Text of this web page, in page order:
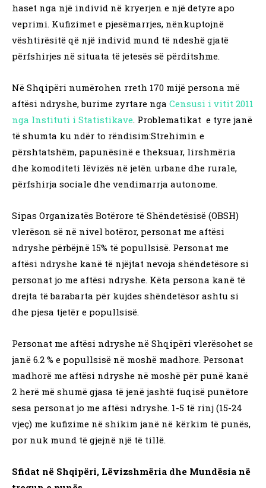
haset nga një individ në kryerjen e një detyre apo
veprimi. Kufizimet e pjesëmarrjes, nënkuptojnë
vështirësitë që një individ mund të ndeshë gjatë
përfshirjes në situata të jetesës së përditshme.
Në Shqipëri numërohen rreth 170 mijë persona më
aftësi ndryshe, burime zyrtare nga Censusi i vitit 2011
nga Instituti i Statistikave. Problematikat e tyre janë
të shumta ku ndër to rëndisim:Strehimin e
përshtatshëm, papunësinë e theksuar, lirshmëria
dhe komoditeti lëvizës në jetën urbane dhe rurale,
përfshirja sociale dhe vendimarrja autonome.
Sipas Organizatës Botërore të Shëndetësisë (OBSH)
vlerëson së në nivel botëror, personat me aftësi
ndryshe përbëjnë 15% të popullsisë. Personat me
aftësi ndryshe kanë të njëjtat nevoja shëndetësore si
personat jo me aftësi ndryshe. Këta persona kanë të
drejta të barabarta për kujdes shëndetësor ashtu si
dhe pjesa tjetër e popullsisë.
Personat me aftësi ndryshe në Shqipëri vlerësohet se
janë 6.2 % e popullsisë në moshë madhore. Personat
madhorë me aftësi ndryshe në moshë për punë kanë
2 herë më shumë gjasa të jenë jashtë fuqisë punëtore
sesa personat jo me aftësi ndryshe. 1-5 të rinj (15-24
vjeç) me kufizime në shikim janë në kërkim të punës,
por nuk mund të gjejnë një të tillë.
Sfidat në Shqipëri, Lëvizshmëria dhe Mundësia në